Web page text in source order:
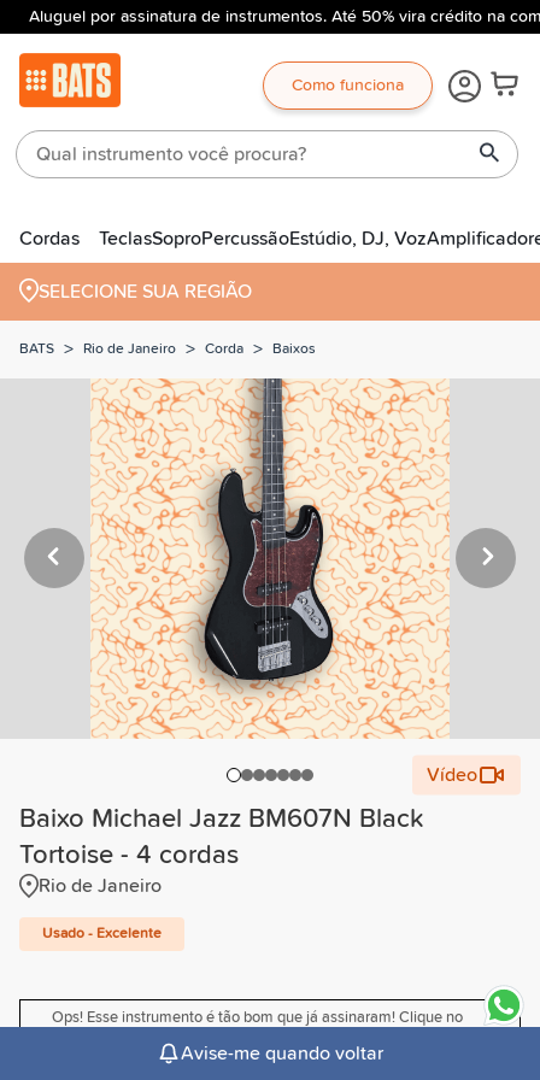
Aluguel por assinatura de instrumentos. Até 50% vira crédito na
Como funciona
Cordas TeclasSoproPercussãoEstúdio, DJ, Voz
SELECIONE SUA REGIÃO
BATS > Rio de Janeiro > Corda > Baixos
Vídeo
Baixo Michael Jazz BM607N Black
Tortoise - 4 cordas
Rio de Janeiro
Usado - Excelente
Ops! Esse instrumento é tão bom que já assinaram! Clique no
Avise-me quando voltar